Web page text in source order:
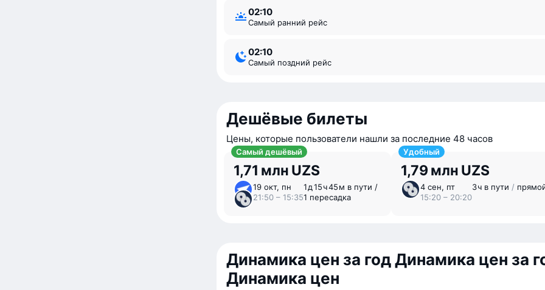
02:10
Самый ранний рейс
02:10
Самый поздний рейс
Дешёвые билеты
Цены, которые пользователи нашли за последние 48 часов
Самый дешёвый
1,71 млн UZS
19 окт, пн
21:50 – 15:35
1 ⁠д 15 ⁠ч 45 ⁠м в пути /
1 пересадка
Удобный
1,79 млн UZS
4 сен, пт
15:20 – 20:20
3 ⁠ч в пути /
Динамика цен за годДинамика цен за
Динамика цен